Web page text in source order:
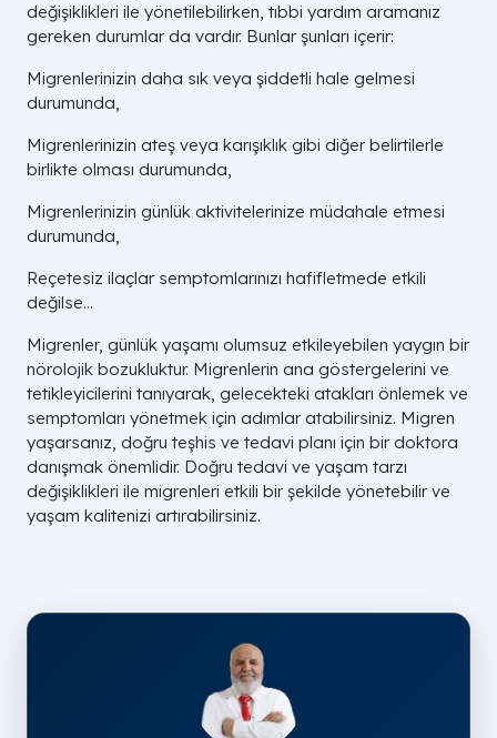
değişiklikleri ile yönetilebilirken, tıbbi yardım aramanız
gereken durumlar da vardır. Bunlar şunları içerir:
Migrenlerinizin daha sık veya şiddetli hale gelmesi
durumunda,
Migrenlerinizin ateş veya karışıklık gibi diğer belirtilerle
birlikte olması durumunda,
Migrenlerinizin günlük aktivitelerinize müdahale etmesi
durumunda,
Reçetesiz ilaçlar semptomlarınızı hafifletmede etkili
değilse…
Migrenler, günlük yaşamı olumsuz etkileyebilen yaygın bir
nörolojik bozukluktur. Migrenlerin ana göstergelerini ve
tetikleyicilerini tanıyarak, gelecekteki atakları önlemek ve
semptomları yönetmek için adımlar atabilirsiniz. Migren
yaşarsanız, doğru teşhis ve tedavi planı için bir doktora
danışmak önemlidir. Doğru tedavi ve yaşam tarzı
değişiklikleri ile migrenleri etkili bir şekilde yönetebilir ve
yaşam kalitenizi artırabilirsiniz.